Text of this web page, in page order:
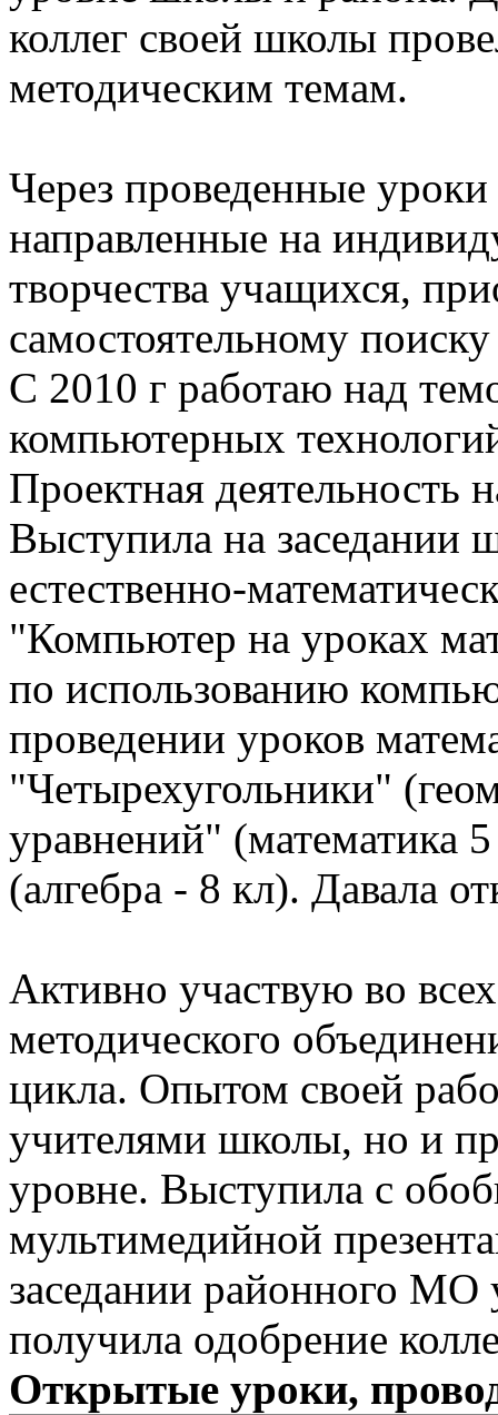
коллег своей школы
методическим темам.
Через проведенные
направленные на
творчества учащихся,
самостоятельному
С 2010 г работаю над
компьютерных
Проектная деятельность
Выступила на заседании
естественно-
"Компьютер на уроках
по использованию
проведении уроков
"Четырехугольники"
уравнений" (математика
(алгебра - 8 кл). Давала
Активно участвую во
методического
цикла. Опытом своей
учителями школы, но и
уровне. Выступила с
мультимедийной
заседании районного МО
получила одобрение
Открытые уроки,